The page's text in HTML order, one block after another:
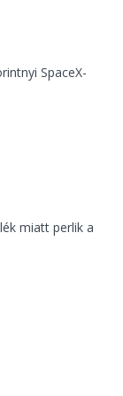
SpaceX-
miatt perlik a